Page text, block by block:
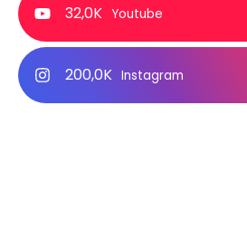
32,0K Youtube
200,0K Instagram